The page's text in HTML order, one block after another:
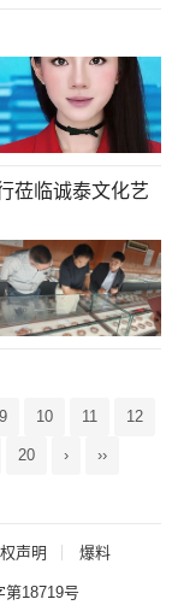
莅临诚泰文化艺
9 10 11 12
20 › ››
声明 爆料
第18719号